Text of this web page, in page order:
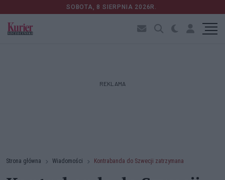
SOBOTA, 8 SIERPNIA 2026R.
REKLAMA
Strona główna Wiadomości Kontrabanda do Szwecji zatrzymana